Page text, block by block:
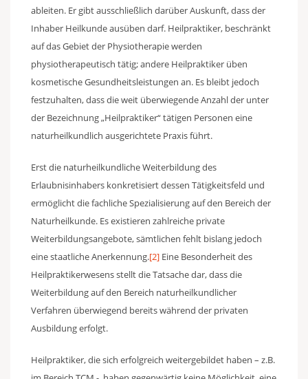
ableiten. Er gibt ausschließlich darüber Auskunft, dass der
Inhaber Heilkunde ausüben darf. Heilpraktiker, beschränkt
auf das Gebiet der Physiotherapie werden
physiotherapeutisch tätig; andere Heilpraktiker üben
kosmetische Gesundheitsleistungen an. Es bleibt jedoch
festzuhalten, dass die weit überwiegende Anzahl der unter
der Bezeichnung „Heilpraktiker“ tätigen Personen eine
naturheilkundlich ausgerichtete Praxis führt.
Erst die naturheilkundliche Weiterbildung des
Erlaubnisinhabers konkretisiert dessen Tätigkeitsfeld und
ermöglicht die fachliche Spezialisierung auf den Bereich der
Naturheilkunde. Es existieren zahlreiche private
Weiterbildungsangebote, sämtlichen fehlt bislang jedoch
eine staatliche Anerkennung.[2] Eine Besonderheit des
Heilpraktikerwesens stellt die Tatsache dar, dass die
Weiterbildung auf den Bereich naturheilkundlicher
Verfahren überwiegend bereits während der privaten
Ausbildung erfolgt.
Heilpraktiker, die sich erfolgreich weitergebildet haben – z.B.